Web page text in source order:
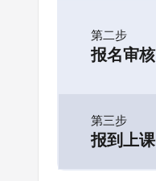
第二步
报名审核
第三步
报到上课